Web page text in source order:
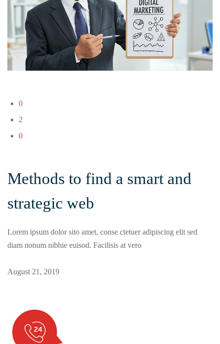
0
2
0
Methods to find a smart and
strategic web
Lorem ipsum dolor sito amet, conse ctetuer adipiscing elit sed
diam nonum nibhie euisod. Facilisis at vero
August 21, 2019